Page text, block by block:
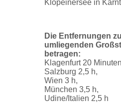
Klopeinersee in
Die Entfernungen
umliegenden
betragen:
Klagenfurt 20
Salzburg 2,5 h,
Wien 3 h,
München 3,5 h,
Udine/Italien 2,5 h